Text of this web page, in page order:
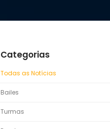
Categorias
Todas as Notícias
Bailes
Turmas